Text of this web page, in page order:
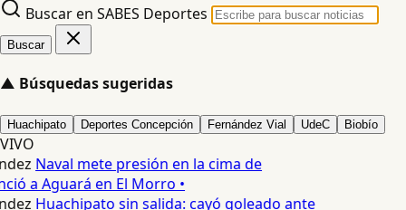
Buscar en SABES Deportes
Buscar
▲ Búsquedas sugeridas
Huachipato Deportes Concepción Fernández Vial UdeC Biobío
VIVO
Naval mete presión en la cima de
a Aguará en El Morro •
Huachipato sin salida: cayó goleado ante